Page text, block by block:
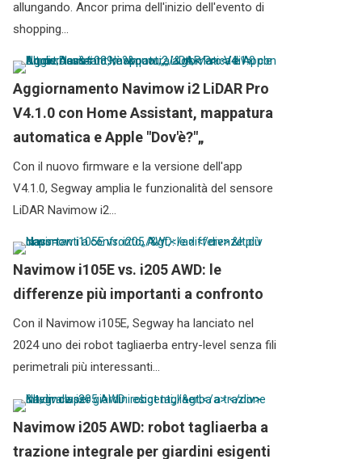
allungando. Ancor prima dell'inizio dell'evento di
shopping...
Aggiornamento Navimow i2 LiDAR Pro
V4.1.0 con Home Assistant, mappatura
automatica e Apple "Dov'è?"„
Con il nuovo firmware e la versione dell'app
V4.1.0, Segway amplia le funzionalità del sensore
LiDAR Navimow i2…
Navimow i105E vs. i205 AWD: le
differenze più importanti a confronto
Con il Navimow i105E, Segway ha lanciato nel
2024 uno dei robot tagliaerba entry-level senza fili
perimetrali più interessanti…
Navimow i205 AWD: robot tagliaerba a
trazione integrale per giardini esigenti